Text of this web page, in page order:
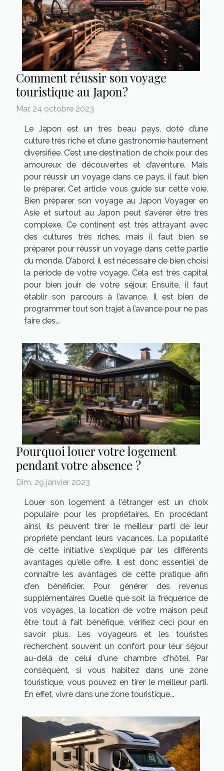
Comment réussir son voyage
touristique au Japon ?
Mar. 24 octobre 2023
Le Japon est un très beau pays, doté d’une
culture très riche et d’une gastronomie hautement
diversifiée. C’est une destination de choix pour des
amoureux de découvertes et d’aventure. Mais
pour réussir un voyage dans ce pays, il faut bien
le préparer. Cet article vous guide sur cette voie.
Bien préparer son voyage au Japon Voyager en
Asie et surtout au Japon peut s’avérer être très
complexe. Ce continent est très attrayant avec
des cultures très riches, mais il faut bien se
préparer pour réussir un voyage dans cette partie
du monde. D’abord, il est nécessaire de bien choisi
la période de votre voyage. Cela est très capital
pour bien jouir de votre séjour. Ensuite, il faut
établir son parcours à l’avance. Il est bien de
programmer tout son trajet à l’avance pour ne pas
faire des...
Pourquoi louer votre logement
pendant votre absence ?
Dim. 29 janvier 2023
Louer son logement à l'étranger est un choix
populaire pour les propriétaires. En procédant
ainsi, ils peuvent tirer le meilleur parti de leur
propriété pendant leurs vacances. La popularité
de cette initiative s'explique par les différents
avantages qu'elle offre. Il est donc essentiel de
connaître les avantages de cette pratique afin
d'en bénéficier. Pour générer des revenus
supplémentaires Quelle que soit la fréquence de
vos voyages, la location de votre maison peut
être tout à fait bénéfique, vérifiez ceci pour en
savoir plus. Les voyageurs et les touristes
recherchent souvent un confort pour leur séjour
au-delà de celui d'une chambre d'hôtel. Par
conséquent, si vous habitez dans une zone
touristique, vous pouvez en tirer le meilleur parti.
En effet, vivre dans une zone touristique...